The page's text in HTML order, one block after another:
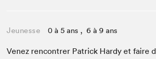
Jeunesse 0 à 5 ans , 6 à 9 ans
Venez ren­con­tr­er Patrick Hardy et faire